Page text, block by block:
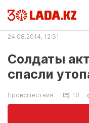
24.08.2014, 12:31
Солдаты
спасли
Происшествия 10